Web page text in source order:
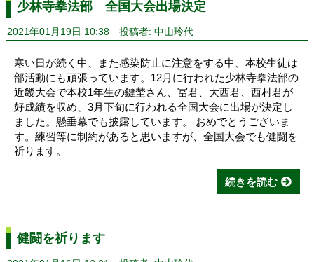
少林寺拳法部 全国大会出場決定
2021年01月19日 10:38 投稿者: 中山玲代
寒い日が続く中、また感染防止に注意をする中、本校生徒は
部活動にも頑張っています。12月に行われた少林寺拳法部の
近畿大会で本校1年生の鍵埜さん、冨君、大西君、西村君が
好成績を収め、3月下旬に行われる全国大会に出場が決定し
ました。懸垂幕でも披露しています。 おめでとうございま
す。練習等に制約があると思いますが、全国大会でも健闘を
祈ります。
続きを読む
健闘を祈ります